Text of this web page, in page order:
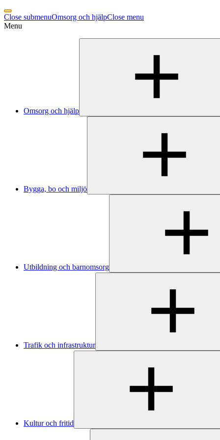
Close submenuOmsorg och hjälpClose menu
Menu
Omsorg och hjälp
Bygga, bo och miljö
Utbildning och barnomsorg
Trafik och infrastruktur
Kultur och fritid